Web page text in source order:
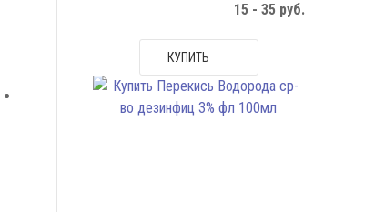
15 - 35 руб.
КУПИТЬ